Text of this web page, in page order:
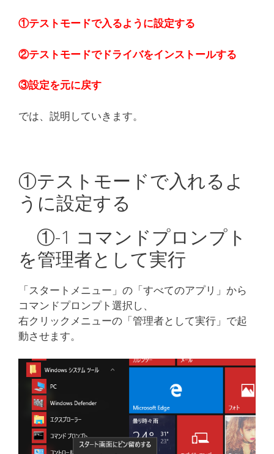
①テストモードで入るように設定する
②テストモードでドライバをインストールする
③設定を元に戻す
では、説明していきます。
①テストモードで入れるよ
うに設定する
①-1 コマンドプロンプト
を管理者として実行
「スタートメニュー」の「すべてのアプリ」から
コマンドプロンプト選択し、
右クリックメニューの「管理者として実行」で起
動させます。